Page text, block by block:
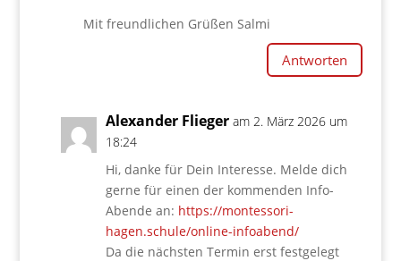
Mit freundlichen Grüßen Salmi
Antworten
Alexander Flieger am 2. März 2026 um
18:24
Hi, danke für Dein Interesse. Melde dich
gerne für einen der kommenden Info-
Abende an: https://montessori-
hagen.schule/online-infoabend/
Da die nächsten Termin erst festgelegt